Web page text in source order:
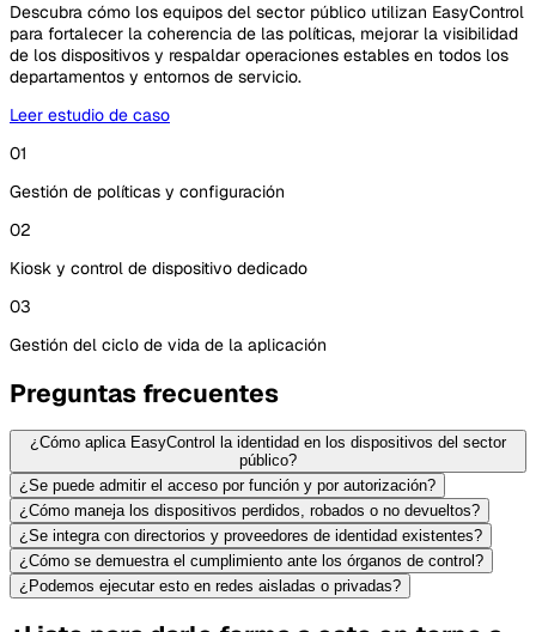
Descubra cómo los equipos del sector público utilizan EasyControl
para fortalecer la coherencia de las políticas, mejorar la visibilidad
de los dispositivos y respaldar operaciones estables en todos los
departamentos y entornos de servicio.
Leer estudio de caso
01
Gestión de políticas y configuración
02
Kiosk y control de dispositivo dedicado
03
Gestión del ciclo de vida de la aplicación
Preguntas frecuentes
¿Cómo aplica EasyControl la identidad en los dispositivos del sector
público?
¿Se puede admitir el acceso por función y por autorización?
¿Cómo maneja los dispositivos perdidos, robados o no devueltos?
¿Se integra con directorios y proveedores de identidad existentes?
¿Cómo se demuestra el cumplimiento ante los órganos de control?
¿Podemos ejecutar esto en redes aisladas o privadas?